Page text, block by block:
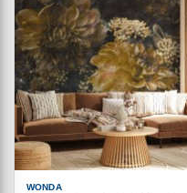
WONDA